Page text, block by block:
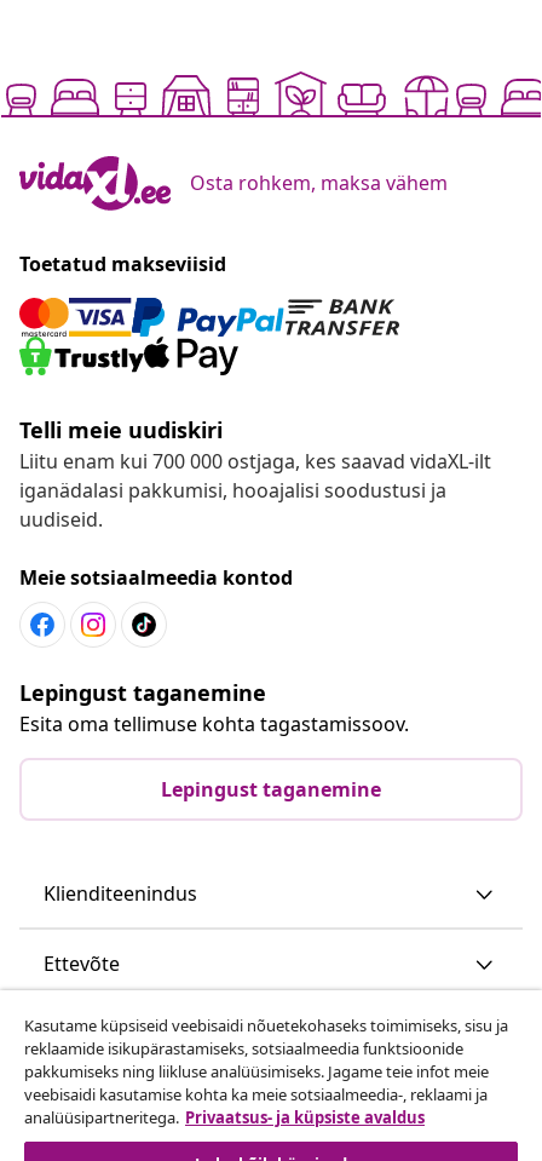
Osta rohkem, maksa vähem
Toetatud makseviisid
Telli meie uudiskiri
Liitu enam kui 700 000 ostjaga, kes saavad vidaXL-ilt
iganädalasi pakkumisi, hooajalisi soodustusi ja
uudiseid.
Meie sotsiaalmeedia kontod
Lepingust taganemine
Esita oma tellimuse kohta tagastamissoov.
Lepingust taganemine
Klienditeenindus
Ettevõte
vidaXL
Vaata rohkem
Kasutame küpsiseid veebisaidi nõuetekohaseks toimimiseks, sisu ja
reklaamide isikupärastamiseks, sotsiaalmeedia funktsioonide
pakkumiseks ning liikluse analüüsimiseks. Jagame teie infot meie
veebisaidi kasutamise kohta ka meie sotsiaalmeedia-, reklaami ja
analüüsipartneritega. Privaatsus- ja küpsiste avaldus